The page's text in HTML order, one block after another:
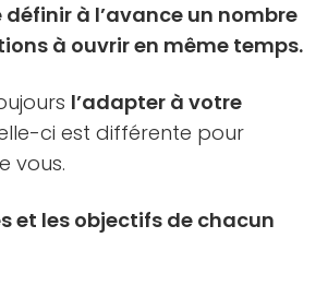
à l’avance un nombre
à ouvrir en même temps.
l’adapter à votre
ci est différente pour
vous.
et les objectifs de chacun